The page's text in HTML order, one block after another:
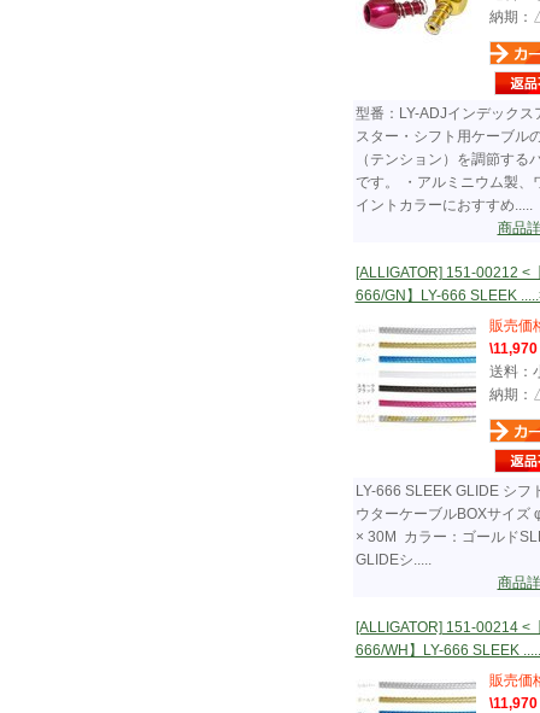
納期
型番：LY-ADJインデックス
スター・シフト用ケーブル
（テンション）を調節する
です。 ・アルミニウム製、
イントカラーにおすすめ.....
商品
[ALLIGATOR] 151-00212 <
666/GN】LY-666 SLEEK
販売価
\11,970
送料：
納期
LY-666 SLEEK GLIDE シフ
ウターケーブルBOXサイズ
× 30M カラー：ゴールド
GLIDEシ.....
商品
[ALLIGATOR] 151-00214 <
666/WH】LY-666 SLEEK
販売価
\11,970